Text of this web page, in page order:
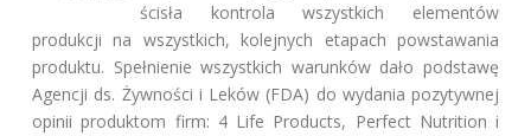
ścisła kontrola wszystkich elementów
produkcji na wszystkich, kolejnych etapach powstawania
produktu. Spełnienie wszystkich warunków dało podstawę
Agencji ds. Żywności i Leków (FDA) do wydania pozytywnej
opinii produktom firm: 4 Life Products, Perfect Nutrition i